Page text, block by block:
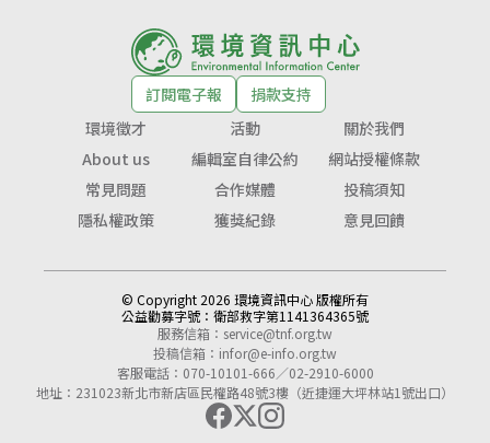
訂閱電子報
捐款支持
環境徵才
活動
關於我們
About us
編輯室自律公約
網站授權條款
常見問題
合作媒體
投稿須知
隱私權政策
獲獎紀錄 意見回饋
© Copyright 2026 環境資訊中心 版權所有
公益勸募字號： 衛部救字第1141364365號
服務信箱： service@tnf.org.tw
投稿信箱： infor@e-info.org.tw
客服電話：070-10101-666／02-2910-6000
地址：231023新北市新店區民權路48號3樓（近捷運大坪林站1號出口）